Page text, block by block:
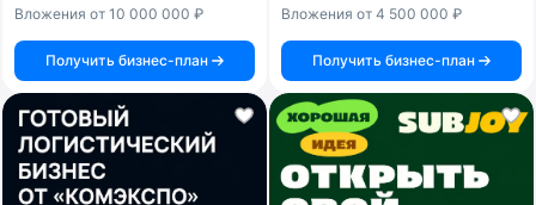
Вложения от 10 000 000 ₽
Получить бизнес-план
Вложения от 4 500 000 ₽
Получить бизнес-план